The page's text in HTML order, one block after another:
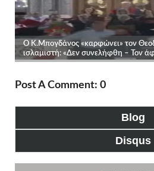
Post A Comment: 0
Blog
Disqus